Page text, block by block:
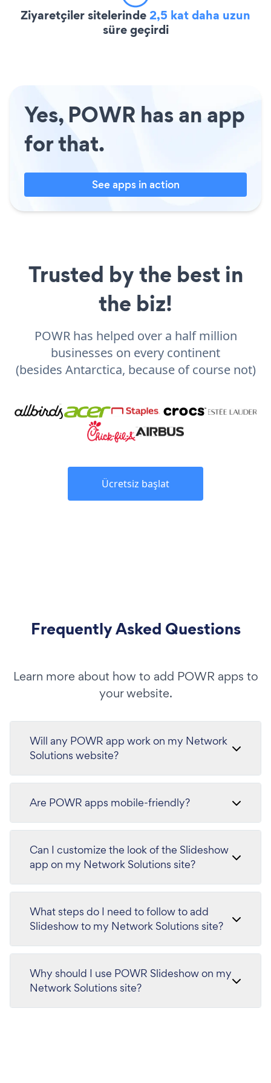
Ziyaretçiler sitelerinde2,5 kat daha uzun
süre geçirdi
Yes, POWR has an app
for that.
See apps in action
Trusted by the best in
the biz!
POWR has helped over a half million
businesses on every continent
(besides Antarctica, because of course not)
Ücretsiz başlat
Frequently Asked Questions
Learn more about how to add POWR apps to
your website.
Will any POWR app work on my Network
Solutions website?
Are POWR apps mobile-friendly?
Can I customize the look of the Slideshow
app on my Network Solutions site?
What steps do I need to follow to add
Slideshow to my Network Solutions site?
Why should I use POWR Slideshow on my
Network Solutions site?